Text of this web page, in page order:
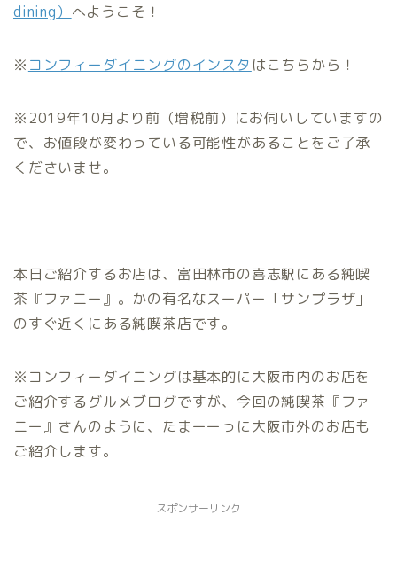
dining） へようこそ！
※ コンフィーダイニングのインスタ はこちらから！
※2019年10月より前（増税前）にお伺いしていますの
で、お値段が変わっている可能性があることをご了承
くださいませ。
本日ご紹介するお店は、富田林市の喜志駅にある純喫
茶『ファニー』。かの有名なスーパー「サンプラザ」
のすぐ近くにある純喫茶店です。
※コンフィーダイニングは基本的に大阪市内のお店を
ご紹介するグルメブログですが、今回の純喫茶『ファ
ニー』さんのように、たまーーっに大阪市外のお店も
ご紹介します。
スポンサーリンク